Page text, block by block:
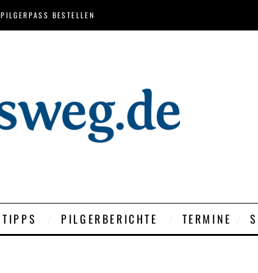
PILGERPASS BESTELLEN
TIPPS PILGERBERICHTE TERMINE